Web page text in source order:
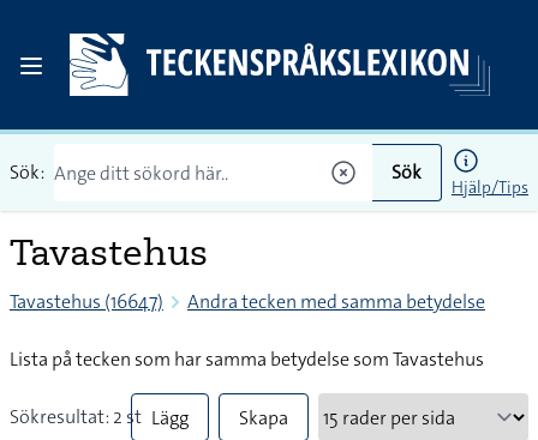
Sök: Sök
Hjälp/Tips
Tavastehus
Tavastehus (16647) Andra tecken med samma betydelse
Lista på tecken som har samma betydelse som Tavastehus
Sökresultat: 2 st Lägg
Skapa